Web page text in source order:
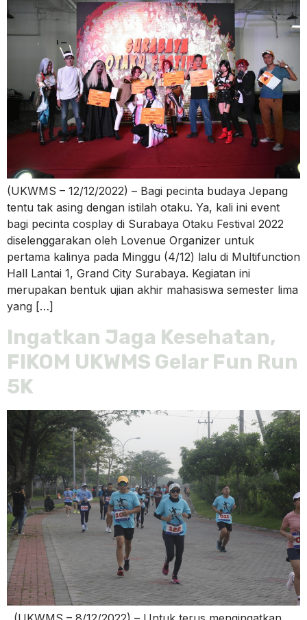
(UKWMS – 12/12/2022) – Bagi pecinta budaya Jepang
tentu tak asing dengan istilah otaku. Ya, kali ini event
bagi pecinta cosplay di Surabaya Otaku Festival 2022
diselenggarakan oleh Lovenue Organizer untuk
pertama kalinya pada Minggu (4/12) lalu di Multifunction
Hall Lantai 1, Grand City Surabaya. Kegiatan ini
merupakan bentuk ujian akhir mahasiswa semester lima
yang […]
Ingatkan Jaga Kesehatan,
FIKOM UKWMS Gelar Fun Run
5K